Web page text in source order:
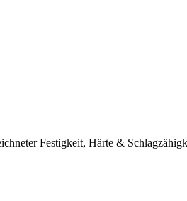
Festigkeit, Härte &